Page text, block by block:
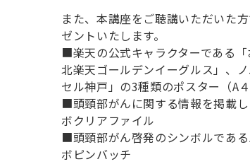
また、本講座をご聴講いただいた
ゼントいたします。
■楽天の公式キャラクターである
北楽天ゴールデンイーグルス」、
セル神戸」の3種類のポスター（A
■頭頸部がんに関する情報を掲載
ボクリアファイル
■頭頸部がん啓発のシンボルであ
ボピンバッチ